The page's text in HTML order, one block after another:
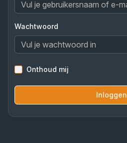
Wachtwoord
Onthoud mij
Inloggen